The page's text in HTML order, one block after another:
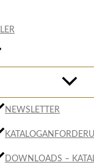
NEWSLETTER
DOWNLOADS –